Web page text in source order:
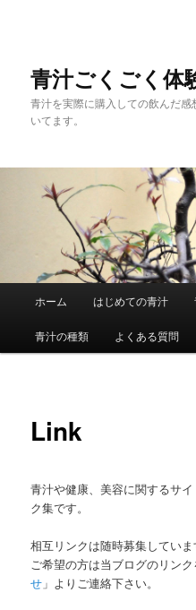
青汁ごくごく体
青汁を実際に購入しての飲んだ
いてます。
メ
ホーム はじめての青汁
青汁の種類 よくある質問
Link
青汁や健康、美容に関するサ
ク集です。
相互リンクは随時募集していま
ご希望の方は当ブログのリン
せ 」よりご連絡下さい。